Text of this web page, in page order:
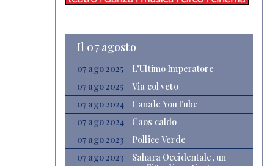
Il 07 agosto
07 ago 2025
L’Ultimo Imperatore
07 ago 2025
Via col veto
07 ago 2024
Canale YouTube
07 ago 2024
Caos caldo
07 ago 2023
Pollice Verde
07 ago 2023
Sahara Occidentale, un